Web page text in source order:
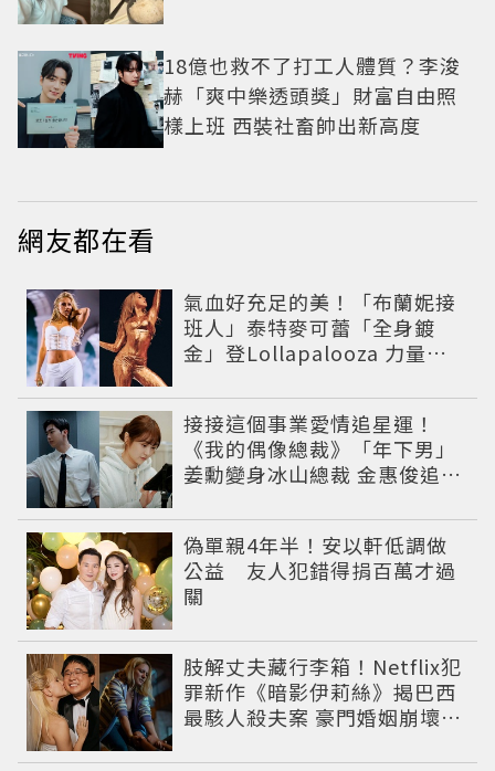
18億也救不了打工人體質？李浚
赫「爽中樂透頭獎」財富自由照
樣上班 西裝社畜帥出新高度
網友都在看
氣血好充足的美！「布蘭妮接
班人」泰特麥可蕾「全身鍍
金」登Lollapalooza 力量感
接接這個事業愛情追星運！
《我的偶像總裁》「年下男」
姜勳變身冰山總裁 金惠俊追星
偽單親4年半！安以軒低調做
公益 友人犯錯得捐百萬才過
關
肢解丈夫藏行李箱！Netflix犯
罪新作《暗影伊莉絲》揭巴西
最駭人殺夫案 豪門婚姻崩壞釀